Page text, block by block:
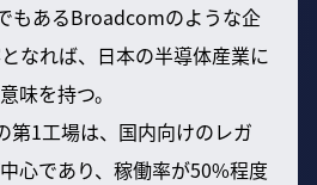
もあるBroadcomのような企
なれば、日本の半導体産業に
味を持つ。
第1工場は、国内向けのレガ
心であり、稼働率が50%程度